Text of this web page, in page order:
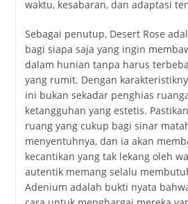
waktu, kesabaran, dan adaptasi
Sebagai penutup, Desert Rose
bagi siapa saja yang ingin
dalam hunian tanpa harus
yang rumit. Dengan
ini bukan sekadar penghias
ketangguhan yang estetis.
ruang yang cukup bagi sinar
menyentuhnya, dan ia akan
kecantikan yang tak lekang oleh
autentik memang selalu
Adenium adalah bukti nyata